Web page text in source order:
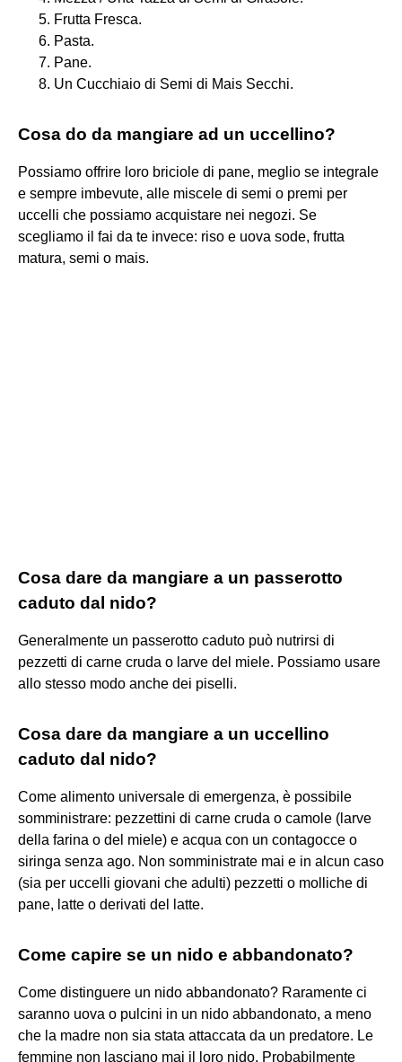
Frutta Fresca.
Pasta.
Pane.
Un Cucchiaio di Semi di Mais Secchi.
Cosa do da mangiare ad un uccellino?
Possiamo offrire loro briciole di pane, meglio se integrale
e sempre imbevute, alle miscele di semi o premi per
uccelli che possiamo acquistare nei negozi. Se
scegliamo il fai da te invece: riso e uova sode, frutta
matura, semi o mais.
Cosa dare da mangiare a un passerotto
caduto dal nido?
Generalmente un passerotto caduto può nutrirsi di
pezzetti di carne cruda o larve del miele. Possiamo usare
allo stesso modo anche dei piselli.
Cosa dare da mangiare a un uccellino
caduto dal nido?
Come alimento universale di emergenza, è possibile
somministrare: pezzettini di carne cruda o camole (larve
della farina o del miele) e acqua con un contagocce o
siringa senza ago. Non somministrate mai e in alcun caso
(sia per uccelli giovani che adulti) pezzetti o molliche di
pane, latte o derivati del latte.
Come capire se un nido e abbandonato?
Come distinguere un nido abbandonato? Raramente ci
saranno uova o pulcini in un nido abbandonato, a meno
che la madre non sia stata attaccata da un predatore. Le
femmine non lasciano mai il loro nido. Probabilmente